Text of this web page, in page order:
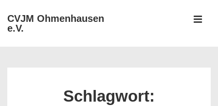
Zum
Inhalt
CVJM Ohmenhausen
e.V.
Schlagwort: